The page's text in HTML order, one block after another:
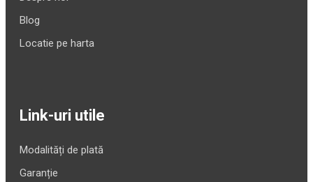
Blog
Locatie pe harta
Link-uri utile
Modalități de plată
Garanție